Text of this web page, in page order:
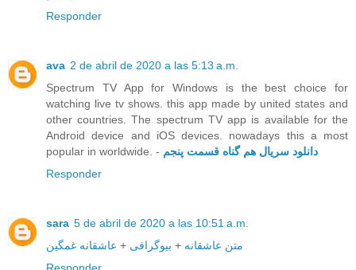
Responder
ava 2 de abril de 2020 a las 5:13 a.m.
Spectrum TV App for Windows is the best choice for
watching live tv shows. this app made by united states and
other countries. The spectrum TV app is available for the
Android device and iOS devices. nowadays this a most
popular in worldwide. - دانلود سریال هم گناه قسمت پنجم
Responder
sara 5 de abril de 2020 a las 10:51 a.m.
متن عاشقانه + بیوگرافی + عاشقانه غمگین